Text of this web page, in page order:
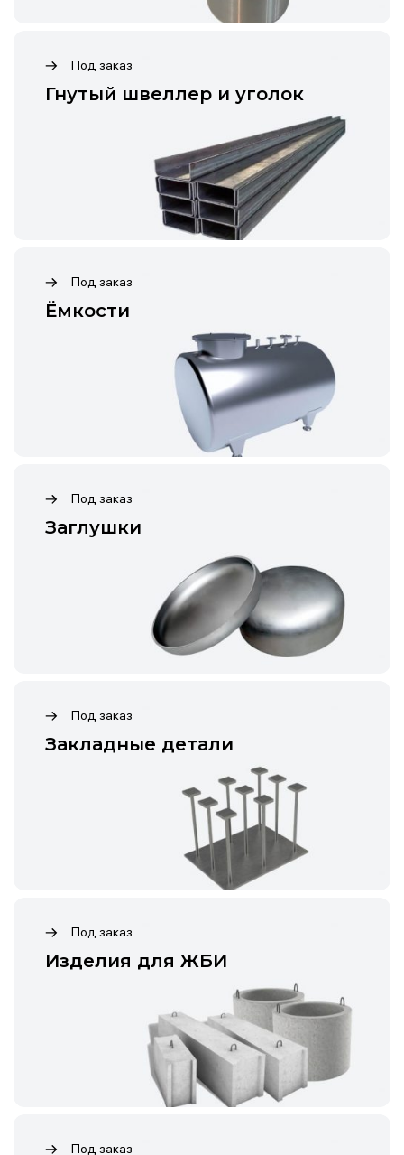
Под заказ
Гнутый швеллер и уголок
Под заказ
Ёмкости
Под заказ
Заглушки
Под заказ
Закладные детали
Под заказ
Изделия для ЖБИ
Под заказ